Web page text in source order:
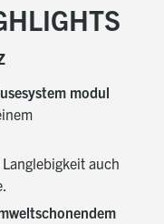
modul
Langlebigkeit auch